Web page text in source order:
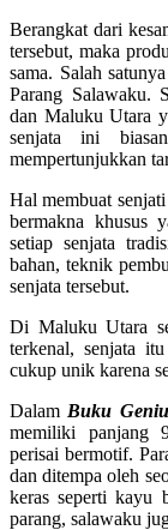
Berangkat dari
tersebut, maka
sama. Salah
Parang Salawaku.
dan Maluku Utara
senjata ini
mempertunjukkan
Hal membuat
bermakna khusus
setiap senjata
bahan, teknik
senjata tersebut.
Di Maluku Utara
terkenal, senjata
cukup unik karena
Dalam Buku
memiliki panjang
perisai bermotif.
dan ditempa oleh
keras seperti kayu
parang, salawaku